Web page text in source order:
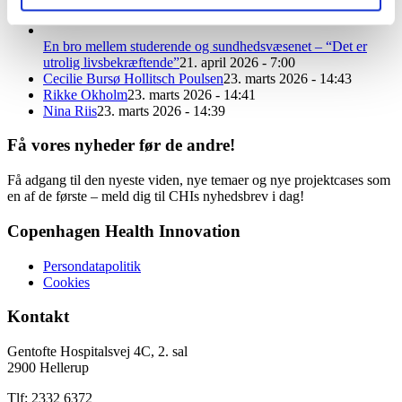
Studerende som spejl: ”Det er en gave”12. maj 2026 - 1:00
En bro mellem studerende og sundhedsvæsenet – “Det er
utrolig livsbekræftende”21. april 2026 - 7:00
Cecilie Bursø Hollitsch Poulsen23. marts 2026 - 14:43
Rikke Okholm23. marts 2026 - 14:41
Nina Riis23. marts 2026 - 14:39
Få vores nyheder før de andre!
Få adgang til den nyeste viden, nye temaer og nye projektcases som
en af de første – meld dig til CHIs nyhedsbrev i dag!
Copenhagen Health Innovation
Persondatapolitik
Cookies
Kontakt
Gentofte Hospitalsvej 4C, 2. sal
2900 Hellerup
Tlf: 2332 6372